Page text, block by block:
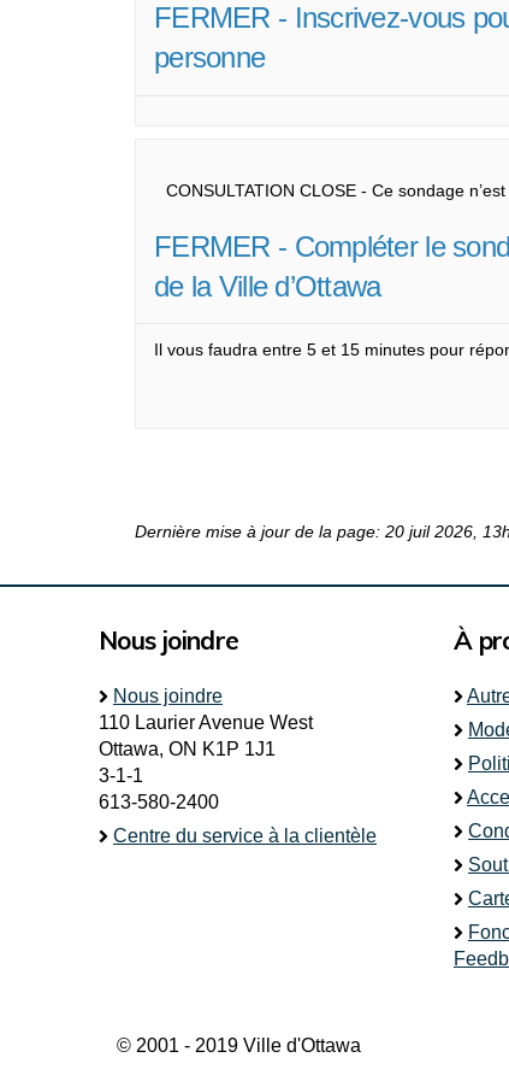
FERMER - Inscrivez-vous
personne
CONSULTATION CLOSE - Ce sondage
FERMER - Compléter le
de la Ville d’Ottawa
Il vous faudra entre 5 et 15 minutes pour
Dernière mise à jour de la page: 20 juil 2026,
Nous joindre
Nous joindre
110 Laurier Avenue West
Ottawa, ON K1P 1J1
3-1-1
613-580-2400
Centre du service à la clientèle
À
© 2001 - 2019 Ville d'Ottawa